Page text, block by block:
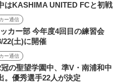
はKASHIMA UNITED FCと初戦
ー通信
カー部 今年度4回目の練習会
22(土)に開催
ー通信
冠の聖望学園中、準V・南浦和中
。優秀選手22人が決定